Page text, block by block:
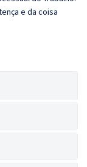
e da coisa